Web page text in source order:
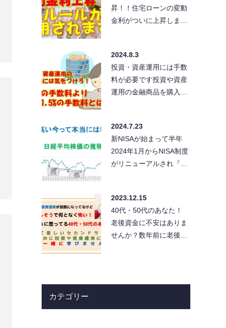
昇！！住宅ローンの変動
金利がついに上昇しま
利を0…
2024.8.3
投資・資産運用には手数
料が必要です投資や資産
運用の金融商品を購入す
除いて…
2024.7.23
新NISAが始まって半年
2024年1月からNISA制度
がリニューアルされ『新
2023.12.15
40代・50代のあなた！
老後資金に不安はありま
せんか？数年前に老後資
カテゴリー